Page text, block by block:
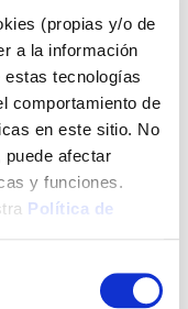
(propias y/o de
a la información
tecnologías
comportamiento de
en este sitio. No
afectar
y funciones.
Política de
Envío a domicilio:
5 días hábiles
+ INFO